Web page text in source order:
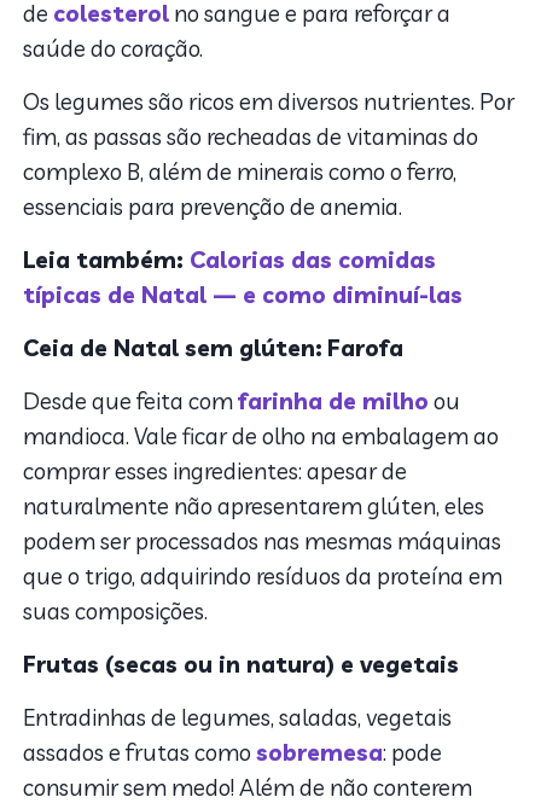
de colesterol no sangue e para reforçar a
saúde do coração.
Os legumes são ricos em diversos nutrientes. Por
fim, as passas são recheadas de vitaminas do
complexo B, além de minerais como o ferro,
essenciais para prevenção de anemia.
Leia também: Calorias das comidas
típicas de Natal — e como diminuí-las
Ceia de Natal sem glúten: Farofa
Desde que feita comfarinha de milho ou
mandioca. Vale ficar de olho na embalagem ao
comprar esses ingredientes: apesar de
naturalmente não apresentarem glúten, eles
podem ser processados nas mesmas máquinas
que o trigo, adquirindo resíduos da proteína em
suas composições.
Frutas (secas ou in natura) e vegetais
Entradinhas de legumes, saladas, vegetais
assados e frutas comosobremesa: pode
consumir sem medo! Além de não conterem